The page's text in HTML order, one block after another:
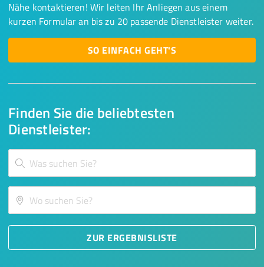
Finden Sie die beliebtesten
Dienstleister:
ZUR ERGEBNISLISTE
Nähe kontaktieren! Wir leiten Ihr Anliegen aus einem
kurzen Formular an bis zu 20 passende Dienstleister weiter.
SO EINFACH GEHT'S